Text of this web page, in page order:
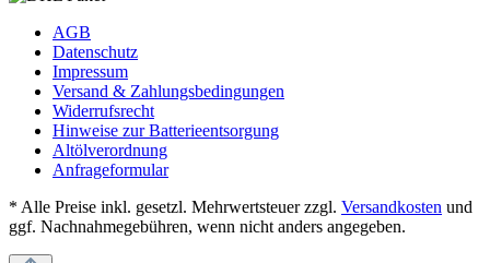
AGB
Datenschutz
Impressum
Versand & Zahlungsbedingungen
Widerrufsrecht
Hinweise zur Batterieentsorgung
Altölverordnung
Anfrageformular
* Alle Preise inkl. gesetzl. Mehrwertsteuer zzgl. Versandkosten und
ggf. Nachnahmegebühren, wenn nicht anders angegeben.